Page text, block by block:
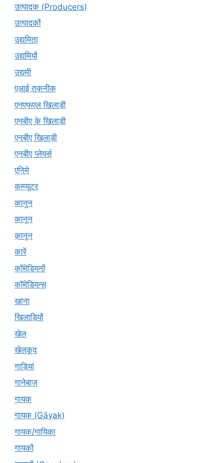
उत्पादक (Producers)
उत्पादकों
उद्यमिता
उद्यमियों
उद्यमी
एआई तकनीक
एनएफएल खिलाड़ी
एनबीए के खिलाड़ी
एनबीए खिलाड़ी
एनबीए प्लेयर्स
एनिमे
कम्प्यूटर
कानुन
कानून
क़ानून
कारें
कॉमेडियनों
कॉमेडियन्स
खाना
खिलाड़ियों
खेल
खेलकूद
गाड़ियां
गानेबाज
गायक
गायक (Gāyak)
गायक/गायिका
गायकों